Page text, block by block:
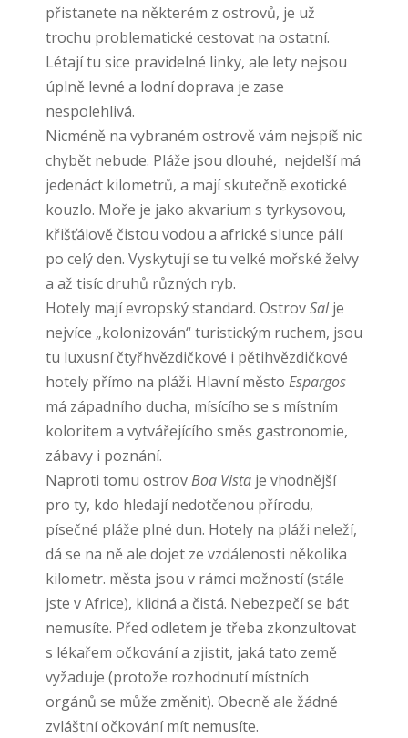
přistanete na některém z ostrovů, je už
trochu problematické cestovat na ostatní.
Létají tu sice pravidelné linky, ale lety nejsou
úplně levné a lodní doprava je zase
nespolehlivá.
Nicméně na vybraném ostrově vám nejspíš nic
chybět nebude. Pláže jsou dlouhé, nejdelší má
jedenáct kilometrů, a mají skutečně exotické
kouzlo. Moře je jako akvarium s tyrkysovou,
křišťálově čistou vodou a africké slunce pálí
po celý den. Vyskytují se tu velké mořské želvy
a až tisíc druhů různých ryb.
Hotely mají evropský standard. OstrovSalje
nejvíce „kolonizován“ turistickým ruchem, jsou
tu luxusní čtyřhvězdičkové i pětihvězdičkové
hotely přímo na pláži. Hlavní město Espargos
má západního ducha, mísícího se s místním
koloritem a vytvářejícího směs gastronomie,
zábavy i poznání.
Naproti tomu ostrovBoa Vista je vhodnější
pro ty, kdo hledají nedotčenou přírodu,
písečné pláže plné dun. Hotely na pláži neleží,
dá se na ně ale dojet ze vzdálenosti několika
kilometr. města jsou v rámci možností (stále
jste v Africe), klidná a čistá. Nebezpečí se bát
nemusíte. Před odletem je třeba zkonzultovat
s lékařem očkování a zjistit, jaká tato země
vyžaduje (protože rozhodnutí místních
orgánů se může změnit). Obecně ale žádné
zvláštní očkování mít nemusíte.